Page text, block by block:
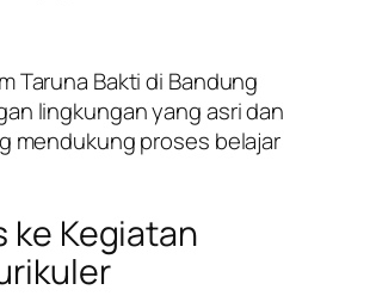
Taruna Bakti di Bandung
lingkungan yang asri dan
mendukung proses belajar
ke Kegiatan